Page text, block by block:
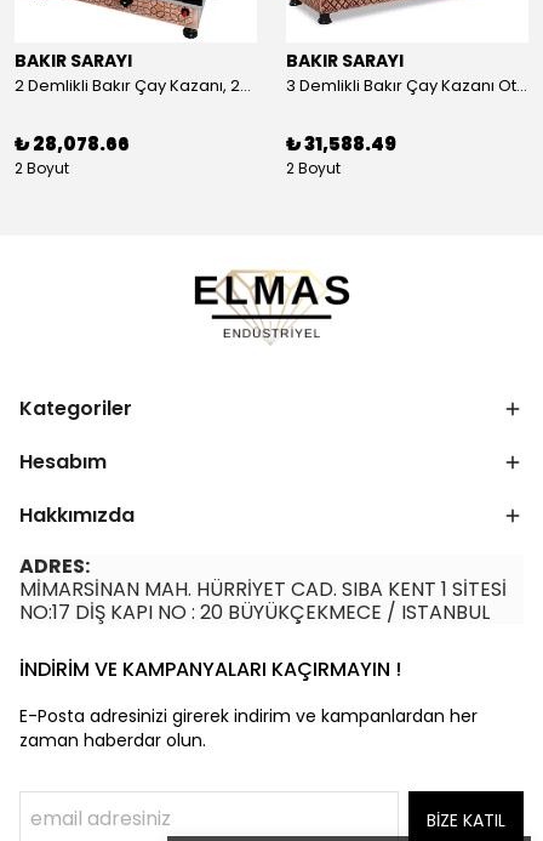
BAKIR SARAYI
2 Demlikli Bakır Çay Kazanı, 25 Litre
₺ 28,078.66
2 Boyut
BAKIR SARAYI
3 Demlikli Bakır Çay Kazanı Otomatik, 30 Litre
₺ 31,588.49
2 Boyut
Kategoriler
Hesabım
Hakkımızda
ADRES:
MİMARSİNAN MAH. HÜRRİYET CAD. SIBA KENT 1 SİTESİ
NO:17 DİŞ KAPI NO : 20 BÜYÜKÇEKMECE / ISTANBUL
İNDİRİM VE KAMPANYALARI KAÇIRMAYIN !
E-Posta adresinizi girerek indirim ve kampanlardan her
zaman haberdar olun.
BİZE KATIL